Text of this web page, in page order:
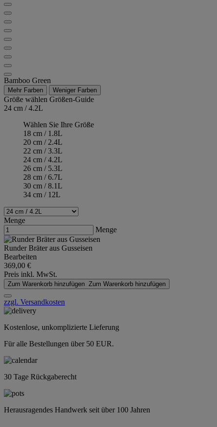
Bamboo Green
Mehr Farben Weniger Farben
Größe wählen Größen-Guide
24 cm / 4.2L
Wählen Sie Ihre Größe
18 cm / 1.8L
20 cm / 2.4L
22 cm / 3.3L
24 cm / 4.2L
26 cm / 5.3L
28 cm / 6.7L
30 cm / 8.1L
34 cm / 12L
Menge
Menge
Runder Bräter aus Gusseisen
Bearbeiten
369,00 €
Preis inkl. MwSt.
Zum Warenkorb hinzufügen Zum Warenkorb hinzufügen
zzgl. Versandkosten
Kostenlose, unkomplizierte Lieferung
Für alle Bestellungen über 50 EUR.
30 Tage Rückgaberecht
Herausragendes Handwerk seit über 100 Jahren